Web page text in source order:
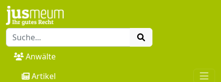
Anwälte
Artikel